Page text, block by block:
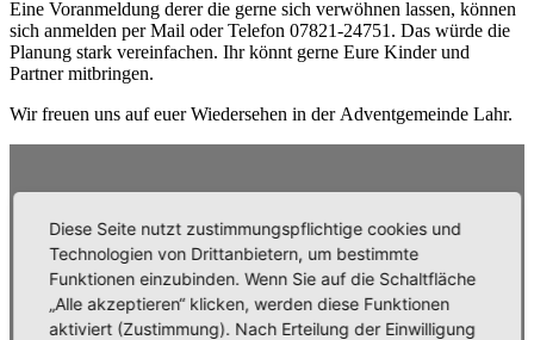
Eine Voranmeldung derer die gerne sich verwöhnen lassen, können
sich anmelden per Mail oder Telefon 07821-24751. Das würde die
Planung stark vereinfachen. Ihr könnt gerne Eure Kinder und
Partner mitbringen.
Wir freuen uns auf euer Wiedersehen in der Adventgemeinde Lahr.
Diese Seite nutzt zustimmungspflichtige cookies und
Technologien von Drittanbietern, um bestimmte
Funktionen einzubinden. Wenn Sie auf die Schaltfläche
„Alle akzeptieren“ klicken, werden diese Funktionen
aktiviert (Zustimmung). Nach Erteilung der Einwilligung